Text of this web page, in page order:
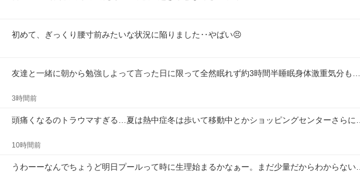
初めて、ぎっくり腰寸前みたいな状況に陥りました‥やばい😣
友達と一緒に朝から勉強しよって言った日に限って全然眠れず約3時間半睡眠身体激重気分も…
3時間前
頭痛くなるのトラウマすぎる…夏は熱中症冬は歩いて移動中とかショッピングセンターさらに…
10時間前
うわーーなんでちょうど明日プールって時に生理始まるかなぁー。まだ少量だからわからない…